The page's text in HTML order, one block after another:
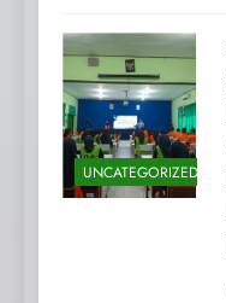
UNCATEGORIZED